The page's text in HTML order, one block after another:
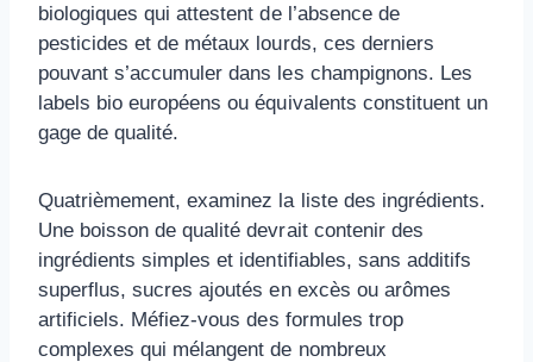
biologiques qui attestent de l’absence de
pesticides et de métaux lourds, ces derniers
pouvant s’accumuler dans les champignons. Les
labels bio européens ou équivalents constituent un
gage de qualité.
Quatrièmement, examinez la liste des ingrédients.
Une boisson de qualité devrait contenir des
ingrédients simples et identifiables, sans additifs
superflus, sucres ajoutés en excès ou arômes
artificiels. Méfiez-vous des formules trop
complexes qui mélangent de nombreux